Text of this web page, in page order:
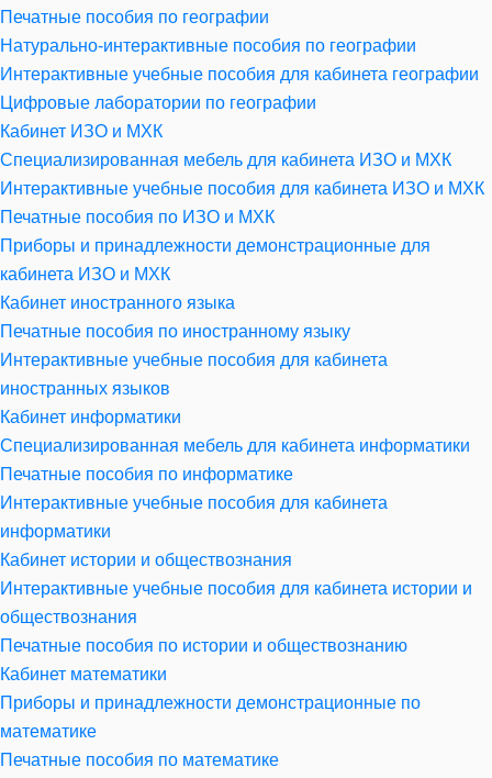
Печатные пособия по географии
Натурально-интерактивные пособия по географии
Интерактивные учебные пособия для кабинета географии
Цифровые лаборатории по географии
Кабинет ИЗО и МХК
Специализированная мебель для кабинета ИЗО и МХК
Интерактивные учебные пособия для кабинета ИЗО и МХК
Печатные пособия по ИЗО и МХК
Приборы и принадлежности демонстрационные для
кабинета ИЗО и МХК
Кабинет иностранного языка
Печатные пособия по иностранному языку
Интерактивные учебные пособия для кабинета
иностранных языков
Кабинет информатики
Специализированная мебель для кабинета информатики
Печатные пособия по информатике
Интерактивные учебные пособия для кабинета
информатики
Кабинет истории и обществознания
Интерактивные учебные пособия для кабинета истории и
обществознания
Печатные пособия по истории и обществознанию
Кабинет математики
Приборы и принадлежности демонстрационные по
математике
Печатные пособия по математике